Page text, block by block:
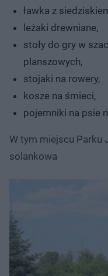
ławka z
leżaki drewniane,
stoły do gry w
planszowych,
stojaki na rowery,
kosze na śmieci,
pojemniki na psie
W tym miejscu Parku
solankowa